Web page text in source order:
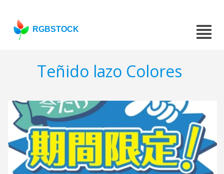
RGBSTOCK
Teñido lazo Colores